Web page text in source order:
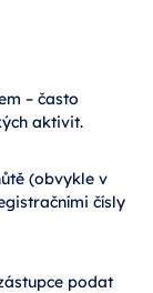
– často
aktivit.
(obvykle v
čísly
podat